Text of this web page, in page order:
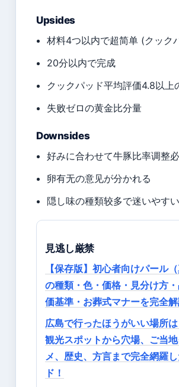
Upsides
材料4つ以内で超简单 (クック
20分以内で完成
クックパッド平均評価4.8以
失败ゼロの黄金比分量
Downsides
好みに合わせて牛豚比率调整
卵有无の意见が分かれる
隠し味の種類较多で迷いやすい
見逃し厳禁
【保存版】初心者向けパール（
の種類・色・価格・見分け方
価基準・お葬式マナーを完全解
広島で行ったほうがいい場所
観光スポットから穴場、ご当
メ、歴史、方言まで完全網羅
ド！